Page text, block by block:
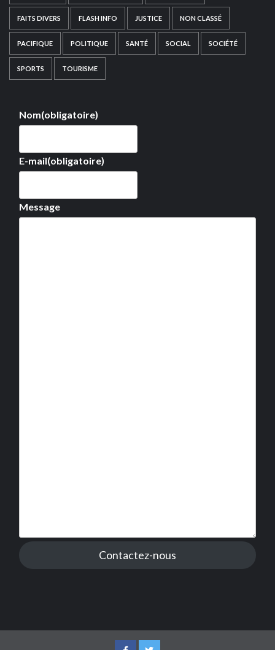
FAITS DIVERS FLASH INFO JUSTICE NON CLASSÉ
PACIFIQUE POLITIQUE SANTÉ SOCIAL SOCIÉTÉ
SPORTS TOURISME
Nom(obligatoire)
E-mail(obligatoire)
Message
Contactez-nous